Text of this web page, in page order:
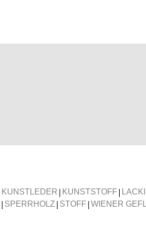
KUNSTLEDER | KUNSTSTOFF |
| SPERRHOLZ | STOFF | WIENER